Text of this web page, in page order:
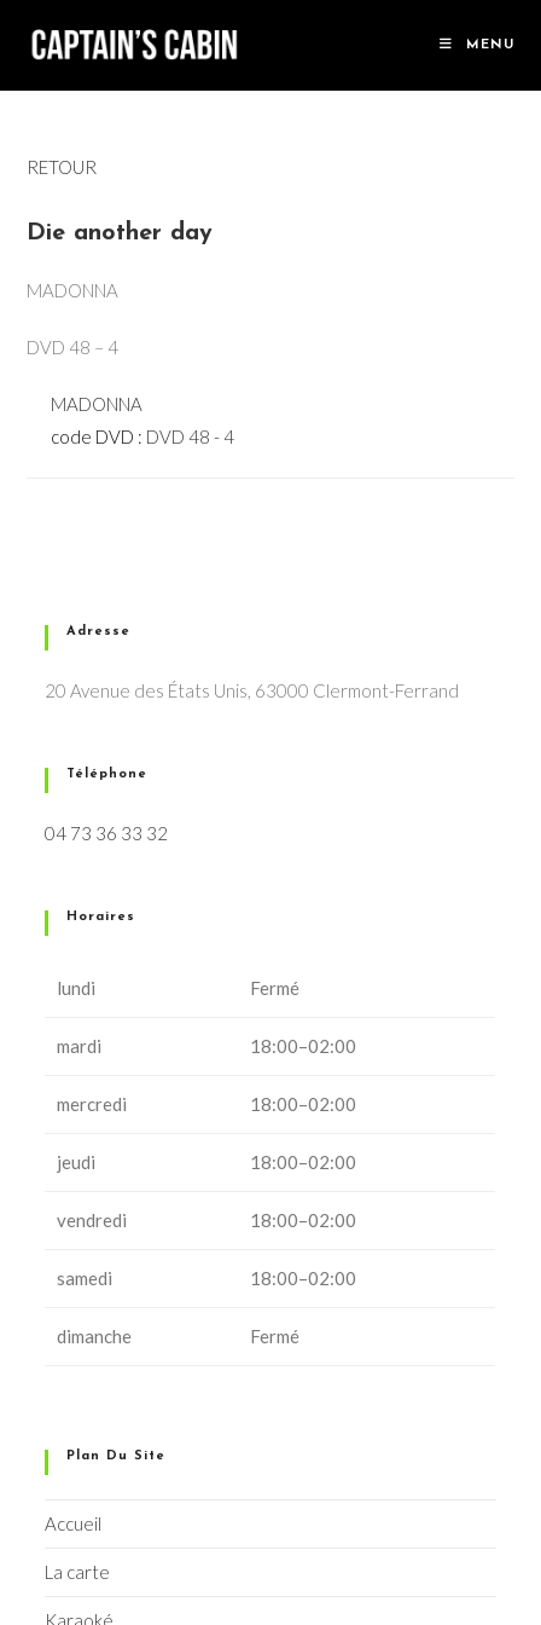
MENU
RETOUR
Die another day
MADONNA
DVD 48 – 4
MADONNA
code DVD : DVD 48 - 4
Adresse
20 Avenue des États Unis, 63000 Clermont-Ferrand
Téléphone
04 73 36 33 32
Horaires
lundi Fermé
mardi 18:00–02:00
mercredi 18:00–02:00
jeudi 18:00–02:00
vendredi 18:00–02:00
samedi 18:00–02:00
dimanche Fermé
Plan Du Site
Accueil
La carte
Karaoké